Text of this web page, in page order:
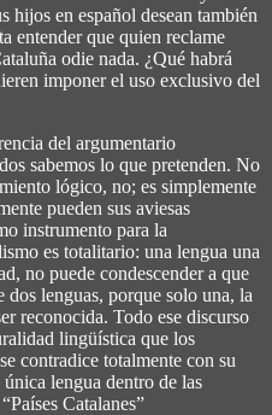
hijos en español desean también
entender que quien reclame
odie nada. ¿Qué habrá
imponer el uso exclusivo del
del argumentario
sabemos lo que pretenden. No
lógico, no; es simplemente
pueden sus aviesas
instrumento para la
es totalitario: una lengua una
no puede condescender a que
lenguas, porque solo una, la
reconocida. Todo ese discurso
lingüística que los
contradice totalmente con su
lengua dentro de las
Catalanes”